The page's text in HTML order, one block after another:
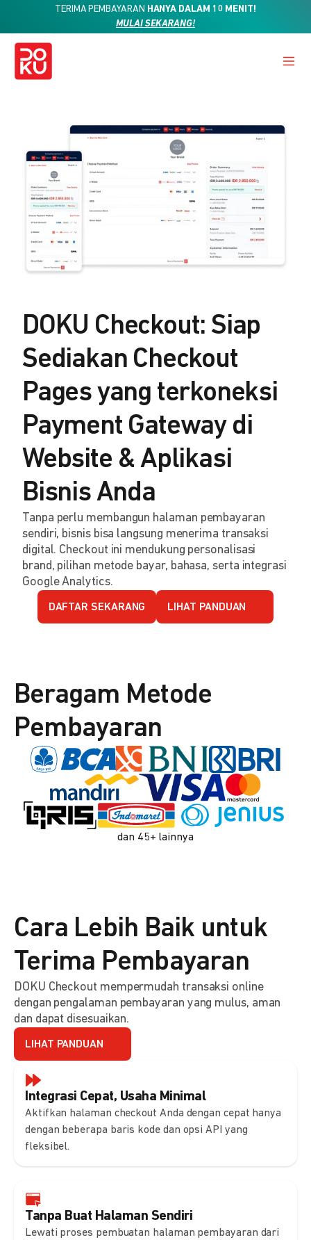
TERIMA PEMBAYARAN HANYA DALAM 10 MENIT!
MULAI SEKARANG!
DOKU Checkout: Siap
Sediakan Checkout
Pages yang terkoneksi
Payment Gateway di
Website & Aplikasi
Bisnis Anda
Tanpa perlu membangun halaman pembayaran
sendiri, bisnis bisa langsung menerima transaksi
digital. Checkout ini mendukung personalisasi
brand, pilihan metode bayar, bahasa, serta integrasi
Google Analytics.
DAFTAR SEKARANG LIHAT PANDUAN
Beragam Metode
Pembayaran
dan 45+ lainnya
Integrasi Cepat, Usaha Minimal
Aktifkan halaman checkout Anda dengan cepat hanya
dengan beberapa baris kode dan opsi API yang
fleksibel.
Tanpa Buat Halaman Sendiri
Lewati proses pembuatan halaman pembayaran dari
Cara Lebih Baik untuk
Terima Pembayaran
DOKU Checkout mempermudah transaksi online
dengan pengalaman pembayaran yang mulus, aman
dan dapat disesuaikan.
LIHAT PANDUAN